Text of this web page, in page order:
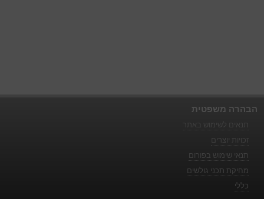
הבהרה משפטית
זכויות יוצרים
תנאי שימוש בפורום
מחיקת תכני גולשים
כללי